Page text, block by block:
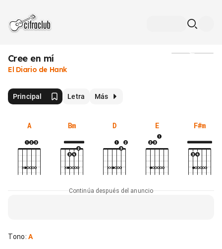
Cree en mí
El Diario de Hank
Principal Letra Más
A Bm D E F#m
Continúa después del anuncio
Tono: A